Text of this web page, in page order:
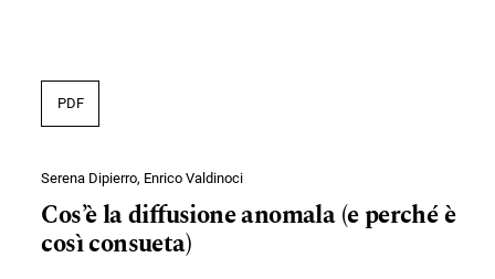
PDF
Serena Dipierro, Enrico Valdinoci
Cos’è la diffusione anomala (e perché è
così consueta)